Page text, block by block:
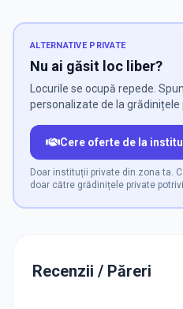
ALTERNATIVE PRIVATE
Nu ai găsit loc liber?
Locurile se ocupă repede.
personalizate de la grădinițele
Cere oferte de la
Doar instituții private din zona ta.
doar către grădinițele private
Recenzii / Păreri